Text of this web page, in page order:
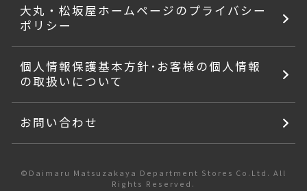
大丸・松坂屋ホームページのプライバシー
ポリシー
個人情報保護基本方針･お客様の個人情報
の取扱いについて
お問い合わせ
©Daimaru Matsuzakaya Department Stores Co.Ltd. All
Rights Reserved.